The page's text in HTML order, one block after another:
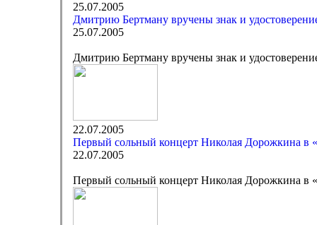
25.07.2005
Дмитрию Бертману вручены знак и
25.07.2005
Дмитрию Бертману вручены знак и
22.07.2005
Первый сольный концерт Николая Дорожкина в
22.07.2005
Первый сольный концерт Николая Дорожкина в